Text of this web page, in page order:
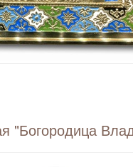
"Богородица